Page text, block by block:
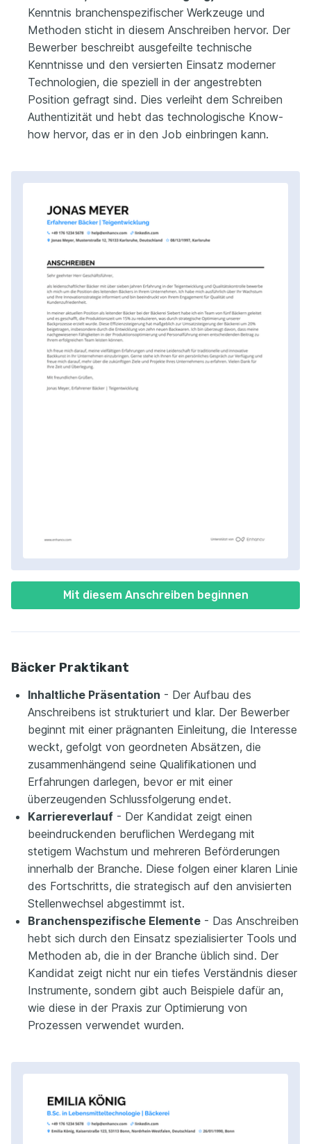
Mit diesem Anschreiben beginnen
Kenntnis branchenspezifischer Werkzeuge und
Methoden sticht in diesem Anschreiben hervor. Der
Bewerber beschreibt ausgefeilte technische
Kenntnisse und den versierten Einsatz moderner
Technologien, die speziell in der angestrebten
Position gefragt sind. Dies verleiht dem Schreiben
Authentizität und hebt das technologische Know-
how hervor, das er in den Job einbringen kann.
Bäcker Praktikant
Inhaltliche Präsentation - Der Aufbau des
Anschreibens ist strukturiert und klar. Der Bewerber
beginnt mit einer prägnanten Einleitung, die Interesse
weckt, gefolgt von geordneten Absätzen, die
zusammenhängend seine Qualifikationen und
Erfahrungen darlegen, bevor er mit einer
überzeugenden Schlussfolgerung endet.
Karriereverlauf - Der Kandidat zeigt einen
beeindruckenden beruflichen Werdegang mit
stetigem Wachstum und mehreren Beförderungen
innerhalb der Branche. Diese folgen einer klaren Linie
des Fortschritts, die strategisch auf den anvisierten
Stellenwechsel abgestimmt ist.
Branchenspezifische Elemente - Das Anschreiben
hebt sich durch den Einsatz spezialisierter Tools und
Methoden ab, die in der Branche üblich sind. Der
Kandidat zeigt nicht nur ein tiefes Verständnis dieser
Instrumente, sondern gibt auch Beispiele dafür an,
wie diese in der Praxis zur Optimierung von
Prozessen verwendet wurden.